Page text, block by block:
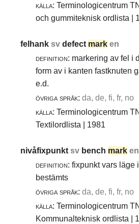
källa: Terminologicentrum
och gummiteknisk ordlista |
felhanksvdefect mark en
definition: markering av fel i
form av i kanten fastknuten
e.d.
övriga språk: da, de, fi, fr, no
källa: Terminologicentrum
Textilordlista | 1981
nivåfixpunktsv bench mark en
definition: fixpunkt vars läge
bestämts
övriga språk: da, de, fi, fr, no
källa: Terminologicentrum
Kommunalteknisk ordlista |